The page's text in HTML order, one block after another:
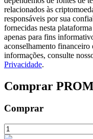
Investimento
Obtenha lucro a
relacionados às
responsáveis por sua
fornecidas nesta
apenas para fins
aconselhamento
informações, consulte
Privacidade.
Comprar
Comprar